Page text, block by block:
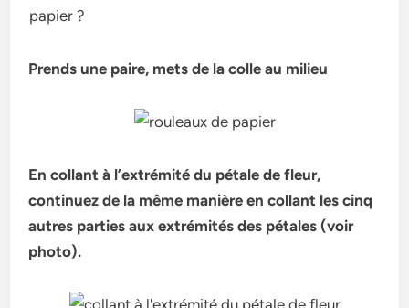
Prends une paire, mets de la colle au milieu
En collant à l’extrémité du pétale de fleur,
continuez de la même manière en collant les cinq
autres parties aux extrémités des pétales (voir
photo).